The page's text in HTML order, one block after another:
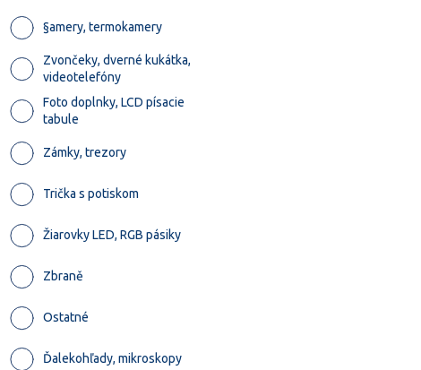
§amery, termokamery
Zvončeky, dverné kukátka,
videotelefóny
Foto doplnky, LCD písacie
tabule
Zámky, trezory
Trička s potiskom
Žiarovky LED, RGB pásiky
Zbraně
Ostatné
Ďalekohľady, mikroskopy